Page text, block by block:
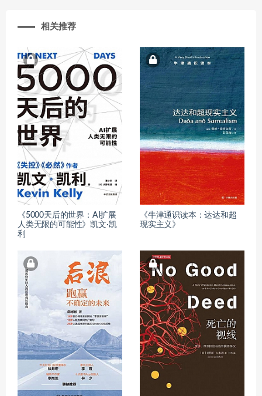
相关推荐
《5000天后的世界：AI扩展
人类无限的可能性》凯文·凯
利
《牛津通识读本：达达和超
现实主义》